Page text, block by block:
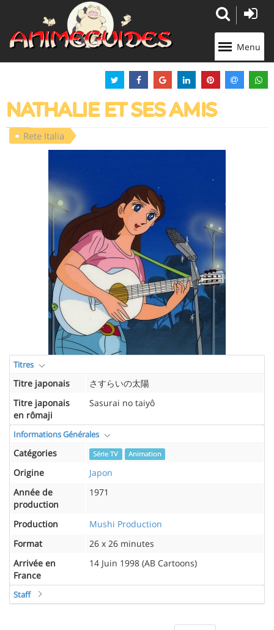
Menu
NATHALIE ET SES AMIS
Rete Italia
Titres
Titre japonais
さすらいの太陽
Titre japonais
en rômaji
Sasurai no taiyô
Informations Générales
Catégories Série TV Animation
Origine
Japon
Année de
production
1971
Production
Mushi Production
Format
26 x 26 minutes
Arrivée en
France
14 Juin 1998 (AB Cartoons)
Staff
Panneau de gestion des cookies